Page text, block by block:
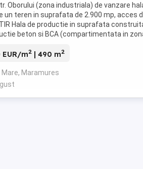
Oborului (zona industriala) de vanzare
un teren in suprafata de 2.900 mp, acces
Hala de productie in suprafata
beton si BCA (compartimentata in
EUR/m2 | 490 m2
Mare, Maramures